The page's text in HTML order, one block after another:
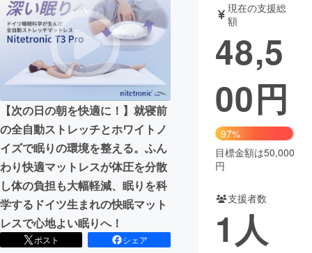
テクノロジー・ガジェット
映像・映画 書籍・雑誌
ビジネス・起業 チャレンジ
まちづくり・地域活性化
CAMPFIRE for Social Good
CAMPFIRE Creation
CAMPFIREふるさと納税
コミュニティ
【次の日の朝を快適に！】就寝前
の全自動ストレッチとホワイトノ
イズで眠りの環境を整える。ふん
わり快適マットレスが体圧を分散
し体の負担も大幅軽減、眠りを科
学するドイツ生まれの快眠マット
レスで心地よい眠りへ！
ポスト
シェア
現在の支援総
額
48,5
00円
97%
目標金額は50,000
円
支援者数
1人